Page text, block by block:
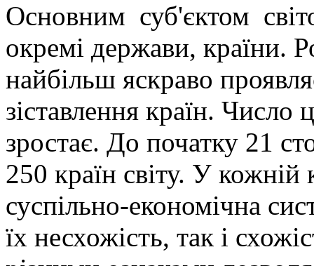
Основним суб'єктом
окремі держави, країни.
найбільш яскраво
зіставлення країн. Число
зростає. До початку 21
250 країн світу. У кожній
суспільно-економічна
їх несхожість, так і